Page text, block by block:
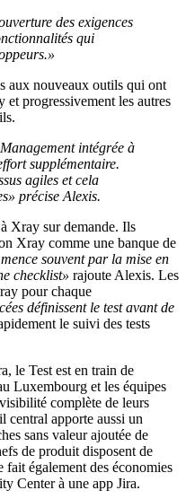
des exigences
qui
aux nouveaux outils qui ont
progressivement les autres
intégrée à
supplémentaire.
agiles et cela
précise Alexis.
Xray sur demande. Ils
Xray comme une banque de
souvent par la mise en
checklist» rajoute Alexis. Les
pour chaque
définissent le test avant de
le suivi des tests
le Test est en train de
Luxembourg et les équipes
complète de leurs
central apporte aussi un
sans valeur ajoutée de
de produit disposent de
fait également des économies
Center à une app Jira.